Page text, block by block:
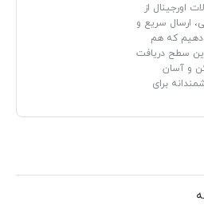
اورجینال از
ارسال سریع و
که هم
سطح دریافت
و آسان
برای